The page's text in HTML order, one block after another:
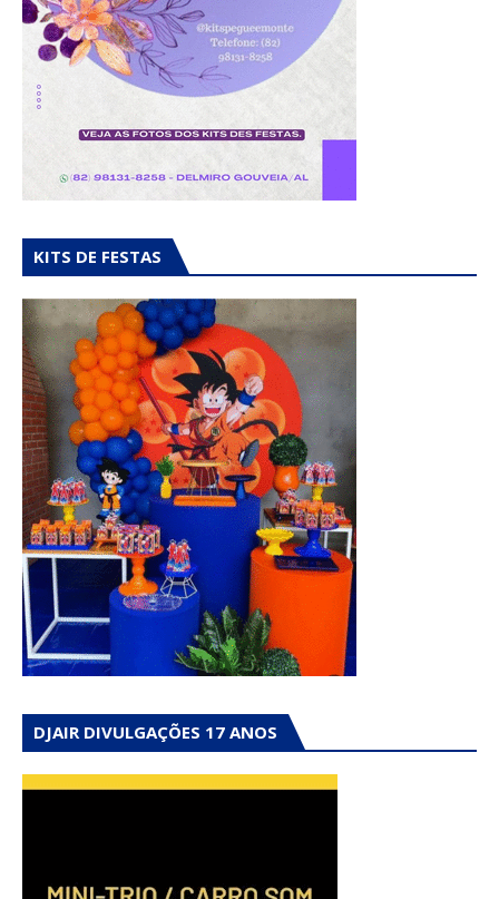
KITS DE FESTAS
DJAIR DIVULGAÇÕES 17 ANOS